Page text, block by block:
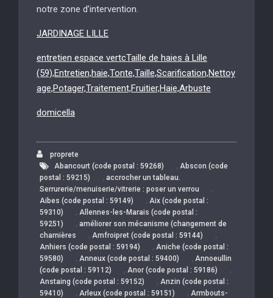
notre zone d’intervention.
JARDINAGE LILLE
entretien espace vertcTaille de haies à Lille
(59),Entretien,haie,Tonte,Taille,Scarification,Nettoy
age,Potager,Traitement,Fruitier,Haie,Arbuste
domicella
proprete
Abancourt (code postal : 59268)
, Abscon (code
postal : 59215)
, accrocher un tableau.
Serrurerie/menuiserie/vitrerie : poser un verrou
,
Aibes (code postal : 59149) , Aix (code postal :
59310)
, Allennes-les-Marais (code postal :
59251)
, améliorer son mécanisme (changement de
charnières
, Amfroipret (code postal : 59144) ,
Anhiers (code postal : 59194) , Aniche (code postal :
59580)
, Anneux (code postal : 59400) , Annoeullin
(code postal : 59112)
, Anor (code postal : 59186) ,
Anstaing (code postal : 59152) , Anzin (code postal :
59410)
, Arleux (code postal : 59151) , Armbouts-